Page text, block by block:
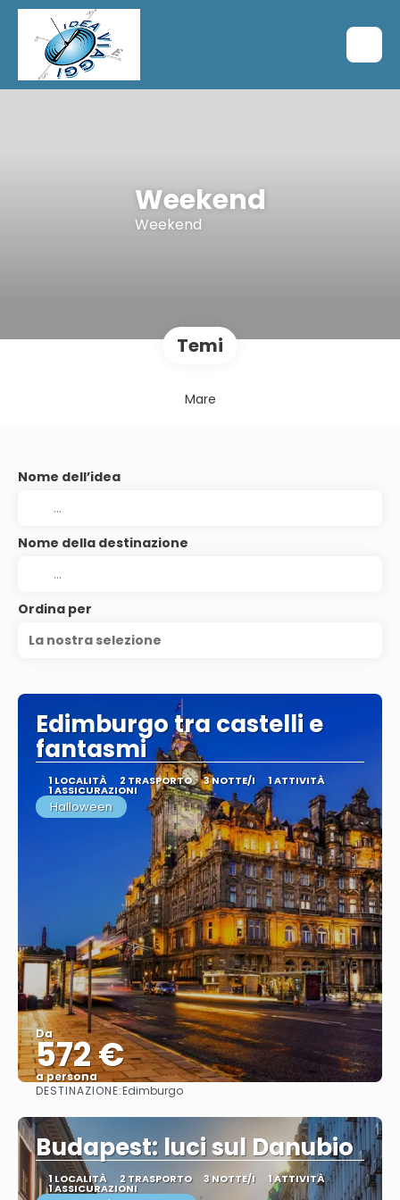
Weekend
Weekend
Temi
Mare
Nome dell’idea
Nome della destinazione
Ordina per
La nostra selezione
Edimburgo tra castelli e
fantasmi
1 LOCALITÀ 2 TRASPORTO 3 NOTTE/I 1 ATTIVITÀ
1 ASSICURAZIONI
Halloween
Da
572 €
a persona
Vedere
DESTINAZIONE:Edimburgo
Budapest: luci sul Danubio
1 LOCALITÀ 2 TRASPORTO 3 NOTTE/I 1 ATTIVITÀ
1 ASSICURAZIONI